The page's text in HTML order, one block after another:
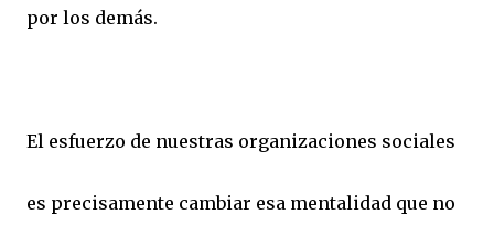
por los demás.
El esfuerzo de nuestras organizaciones sociales
es precisamente cambiar esa mentalidad que no